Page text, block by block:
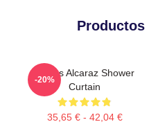
Productos
Carlos Alcaraz Shower
Curtain
35,65 € - 42,04 €
-20%